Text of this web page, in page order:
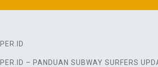
– PANDUAN SUBWAY SURFERS